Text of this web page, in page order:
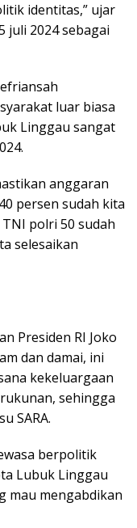
identitas,” ujar
juli 2024 sebagai
luar biasa
Linggau sangat
anggaran
persen sudah kita
polri 50 sudah
selesaikan
Presiden RI Joko
dan damai, ini
kekeluargaan
sehingga
SARA.
berpolitik
Lubuk Linggau
mau mengabdikan